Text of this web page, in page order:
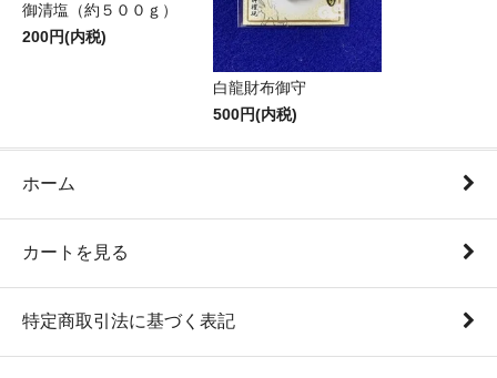
御清塩（約５００ｇ）
200円(内税)
白龍財布御守
500円(内税)
ホーム
カートを見る
特定商取引法に基づく表記